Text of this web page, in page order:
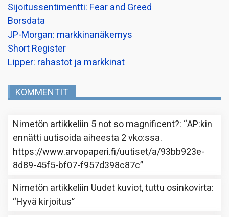
Sijoitussentimentti: Fear and Greed
Borsdata
JP-Morgan: markkinanäkemys
Short Register
Lipper: rahastot ja markkinat
KOMMENTIT
Nimetön artikkeliin 5 not so magnificent?: “AP:kin
ennätti uutisoida aiheesta 2 vko:ssa.
https://www.arvopaperi.fi/uutiset/a/93bb923e-
8d89-45f5-bf07-f957d398c87c”
Nimetön artikkeliin Uudet kuviot, tuttu osinkovirta:
“Hyvä kirjoitus”